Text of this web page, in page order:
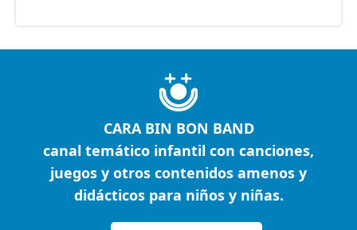
CARA BIN BON BAND
canal temático infantil con canciones,
juegos y otros contenidos amenos y
didácticos para niños y niñas.